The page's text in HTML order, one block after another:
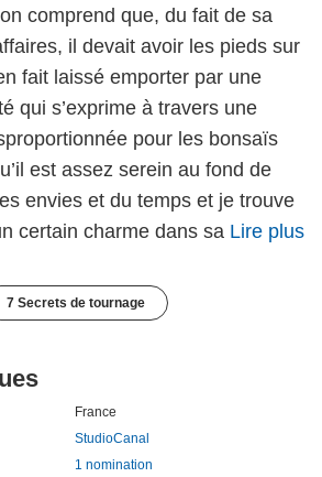
comprend que, du fait de sa
il devait avoir les pieds sur
fait laissé emporter par une
qui s’exprime à travers une
pour les bonsaïs
est assez serein au fond de
envies et du temps et je trouve
certain charme dans sa Lire plus
7 Secrets de tournage
France
StudioCanal
1 nomination